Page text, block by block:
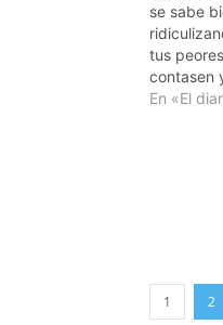
se sabe
tus
contasen
demás
En «El
1 2